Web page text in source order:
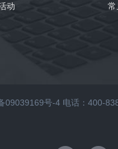
动
常
09039169号-4电话：400-